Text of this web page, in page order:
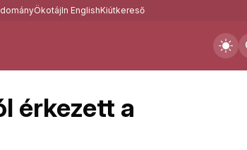
ÖkotájIn EnglishKiútkereső
érkezett a